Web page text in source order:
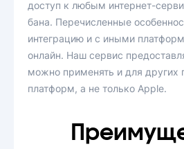
доступ к любым интернет-
бана. Перечисленные
интеграцию и с иными
онлайн. Наш сервис
можно применять и для других
платформ, а не только Apple.